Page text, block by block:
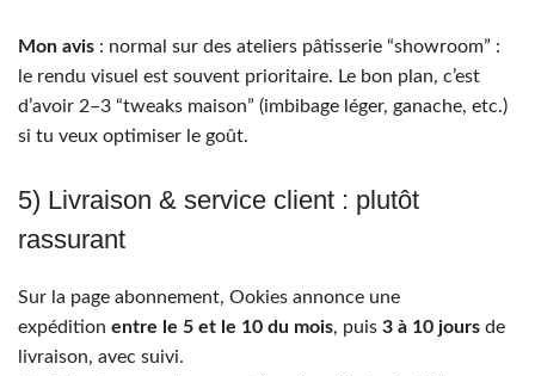
Mon avis : normal sur des ateliers pâtisserie “showroom” :
le rendu visuel est souvent prioritaire. Le bon plan, c’est
d’avoir 2–3 “tweaks maison” (imbibage léger, ganache, etc.)
si tu veux optimiser le goût.
5) Livraison & service client : plutôt
rassurant
Sur la page abonnement, Ookies annonce une
expédition entre le 5 et le 10 du mois, puis 3 à 10 jours de
livraison, avec suivi.